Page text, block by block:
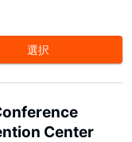
選択
Center